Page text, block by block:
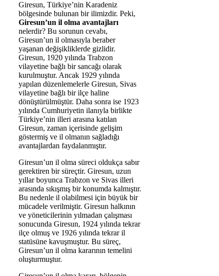
Giresun, Türkiye’nin Karadeniz
bölgesinde bulunan bir ilimizdir. Peki,
Giresun’un il olma avantajları
nelerdir? Bu sorunun cevabı,
Giresun’un il olmasıyla beraber
yaşanan değişikliklerde gizlidir.
Giresun, 1920 yılında Trabzon
vilayetine bağlı bir sancağı olarak
kurulmuştur. Ancak 1929 yılında
yapılan düzenlemelerle Giresun, Sivas
vilayetine bağlı bir ilçe haline
dönüştürülmüştür. Daha sonra ise 1923
yılında Cumhuriyetin ilanıyla birlikte
Türkiye’nin illeri arasına katılan
Giresun, zaman içerisinde gelişim
göstermiş ve il olmanın sağladığı
avantajlardan faydalanmıştır.
Giresun’un il olma süreci oldukça sabır
gerektiren bir süreçtir. Giresun, uzun
yıllar boyunca Trabzon ve Sivas illeri
arasında sıkışmış bir konumda kalmıştır.
Bu nedenle il olabilmesi için büyük bir
mücadele verilmiştir. Giresun halkının
ve yöneticilerinin yılmadan çalışması
sonucunda Giresun, 1924 yılında tekrar
ilçe olmuş ve 1926 yılında tekrar il
statüsüne kavuşmuştur. Bu süreç,
Giresun’un il olma kararının temelini
oluşturmuştur.